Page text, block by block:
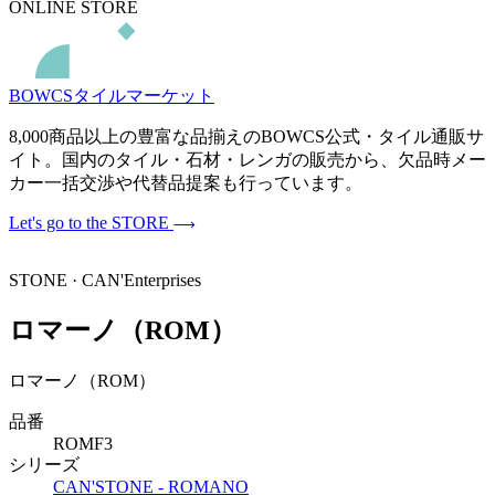
ONLINE STORE
BOWCSタイルマーケット
8,000商品以上の豊富な品揃えのBOWCS公式・タイル通販サ
イト。国内のタイル・石材・レンガの販売から、欠品時メー
カー一括交渉や代替品提案も行っています。
Let's go to the STORE
STONE · CAN'Enterprises
ロマーノ（ROM）
ロマーノ（ROM）
品番
ROMF3
シリーズ
CAN'STONE - ROMANO